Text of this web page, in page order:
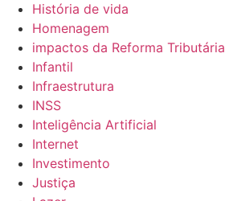
História de vida
Homenagem
impactos da Reforma Tributária
Infantil
Infraestrutura
INSS
Inteligência Artificial
Internet
Investimento
Justiça